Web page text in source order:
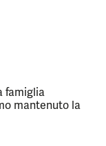
famiglia
mantenuto la